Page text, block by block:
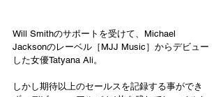
Will Smithのサポートを受けて、Michael
Jacksonのレーベル［MJJ Music］からデビュー
した女優Tatyana Ali。
しかし期待以上のセールスを記録する事ができ